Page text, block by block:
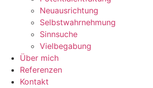
Neuausrichtung
Selbstwahrnehmung
Sinnsuche
Vielbegabung
Über mich
Referenzen
Kontakt